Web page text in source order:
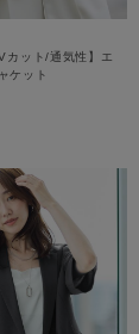
カット/通気性】エ
ケット